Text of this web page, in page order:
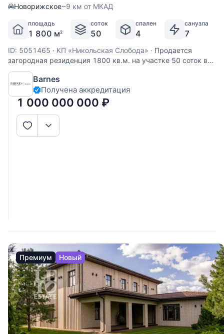
Новорижское~9 км от МКАД
площадь
1 800 м2
соток
50
спален
4
санузла
7
ID: 5051465 · КП «Никольская Слобода» · Продается
загородная резиденция 1800 кв.м. на участке 50 соток в
КП Никольская слобода. 9 км. от МКАД по Новорижскому
шоссе. Планировка дома: Цоколь: Бильярдная, зона
отдыха, кальянная, кинотеатр, тренажерный зал, два
санузла, раздевалка,
Barnes
Получена аккредитация
1 000 000 000 ₽
Премиум Новый